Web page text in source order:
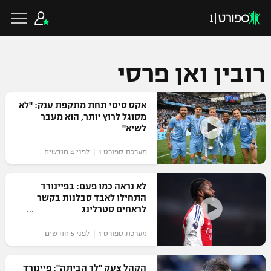
כדורגל ישראלי
ליגת העל
גביע הטוטו
גביע המדינה
כדורגל עולמי
ליגת האלופות
ליגה אירופית
ליגה אנגלית
כדורסל ישראלי
ליגת ווינר סל
ליגה לאומית
כדורסל עולמי
NBA
רובין ואן פרסי
אקס סיטי תחת מתקפת ענק: "לא
מסוגל לרוץ יותר, הוא מעבר
לשיא"
מערכת ספורט 1 | לפני 4 חודשים
לא נראה כמו פעם: בפיינורד
התחילו לאבד סבלנות בקשר
לראחים סטרלינג
מערכת ספורט 1 | לפני 5 חודשים
הקהל צעק "לך הביתה": פיינורד